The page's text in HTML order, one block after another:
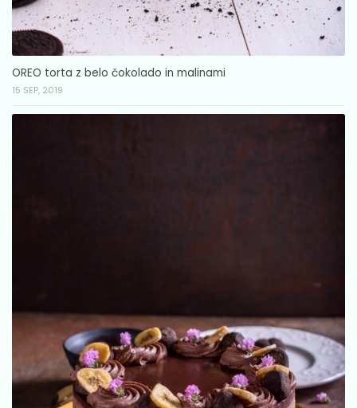
OREO torta z belo čokolado in malinami
15 SEP, 2019